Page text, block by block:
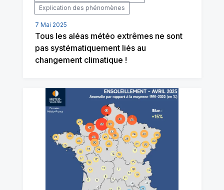
Explication des phénomènes
7 Mai 2025
Tous les aléas météo extrêmes ne sont
pas systématiquement liés au
changement climatique !